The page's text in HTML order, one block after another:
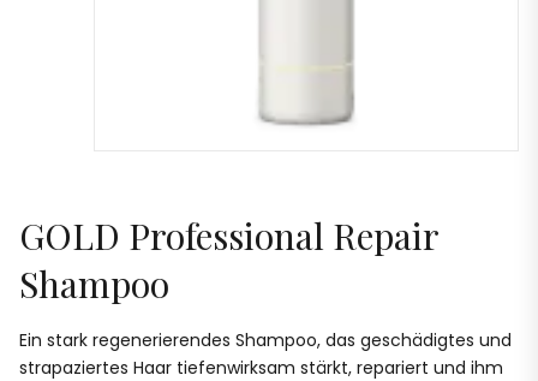
GOLD Professional Repair
Shampoo
Ein stark regenerierendes Shampoo, das geschädigtes und
strapaziertes Haar tiefenwirksam stärkt, repariert und ihm